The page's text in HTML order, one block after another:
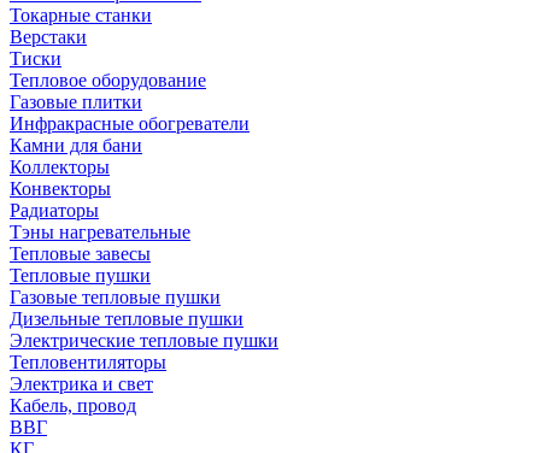
Токарные станки
Верстаки
Тиски
Тепловое оборудование
Газовые плитки
Инфракрасные обогреватели
Камни для бани
Коллекторы
Конвекторы
Радиаторы
Тэны нагревательные
Тепловые завесы
Тепловые пушки
Газовые тепловые пушки
Дизельные тепловые пушки
Электрические тепловые пушки
Тепловентиляторы
Электрика и свет
Кабель, провод
ВВГ
КГ